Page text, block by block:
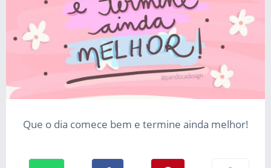
Que o dia comece bem e termine ainda melhor!